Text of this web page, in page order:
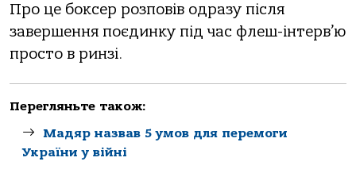
Про це боксер розповів одразу після
завершення поєдинку під час флеш-інтерв’ю
просто в ринзі.
Перегляньте також:
Мадяр назвав 5 умов для перемоги
України у війні